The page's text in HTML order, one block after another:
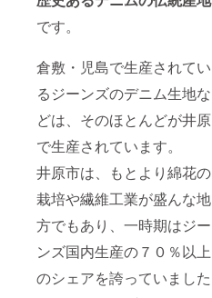
です。
倉敷・児島で生産されてい
るジーンズのデニム生地な
どは、そのほとんどが井原
で生産されています。
井原市は、もとより綿花の
栽培や繊維工業が盛んな地
方でもあり、一時期はジー
ンズ国内生産の７０％以上
のシェアを誇っていました